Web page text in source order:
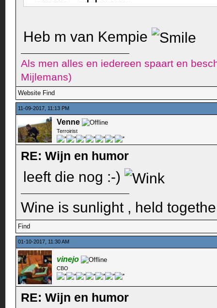
Heb m van Kempie
Als men alles en iedereen spaart en
Mijlemans)
Website Find
11-09-2017, 11:13 PM
Venne
Terroirist
RE: Wijn en humor
leeft die nog :-)
Wine is sunlight , held
Find
01-10-2017, 11:30 AM
vinejo
CBO
RE: Wijn en humor